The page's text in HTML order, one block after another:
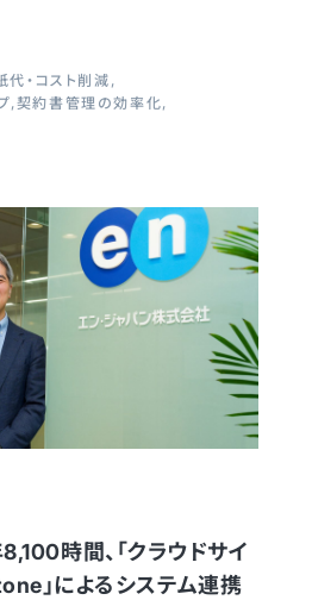
代・コスト削減
契約書管理の効率化
時間、「クラウドサイ
」によるシステム連携